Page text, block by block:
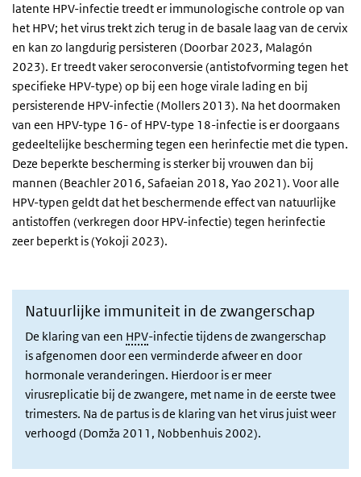
latente HPV-infectie treedt er immunologische controle op van
het HPV; het virus trekt zich terug in de basale laag van de cervix
en kan zo langdurig persisteren (Doorbar 2023, Malagón
2023). Er treedt vaker seroconversie (antistofvorming tegen het
specifieke HPV-type) op bij een hoge virale lading en bij
persisterende HPV-infectie (Mollers 2013). Na het doormaken
van een HPV-type 16- of HPV-type 18-infectie is er doorgaans
gedeeltelijke bescherming tegen een herinfectie met die typen.
Deze beperkte bescherming is sterker bij vrouwen dan bij
mannen (Beachler 2016, Safaeian 2018, Yao 2021). Voor alle
HPV-typen geldt dat het beschermende effect van natuurlijke
antistoffen (verkregen door HPV-infectie) tegen herinfectie
zeer beperkt is (Yokoji 2023).
Natuurlijke immuniteit in de zwangerschap
De klaring van een HPV-infectie tijdens de zwangerschap
is afgenomen door een verminderde afweer en door
hormonale veranderingen. Hierdoor is er meer
virusreplicatie bij de zwangere, met name in de eerste twee
trimesters. Na de partus is de klaring van het virus juist weer
verhoogd (Domža 2011, Nobbenhuis 2002).